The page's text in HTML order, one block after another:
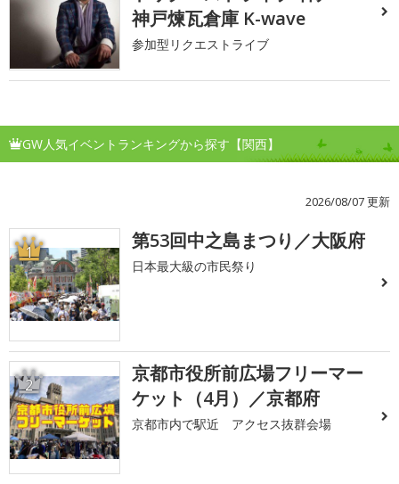
神戸煉瓦倉庫 K-wave
参加型リクエストライブ
GW人気イベントランキングから探す【関西】
2026/08/07 更新
1 第53回中之島まつり／大阪府
日本最大級の市民祭り
2
京都市役所前広場フリーマー
ケット（4月）／京都府
京都市内で駅近 アクセス抜群会場